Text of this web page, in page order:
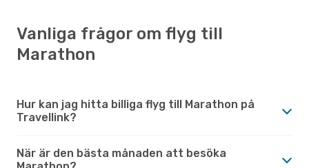
Vanliga frågor om flyg till
Marathon
Hur kan jag hitta billiga flyg till Marathon på
Travellink?
När är den bästa månaden att besöka